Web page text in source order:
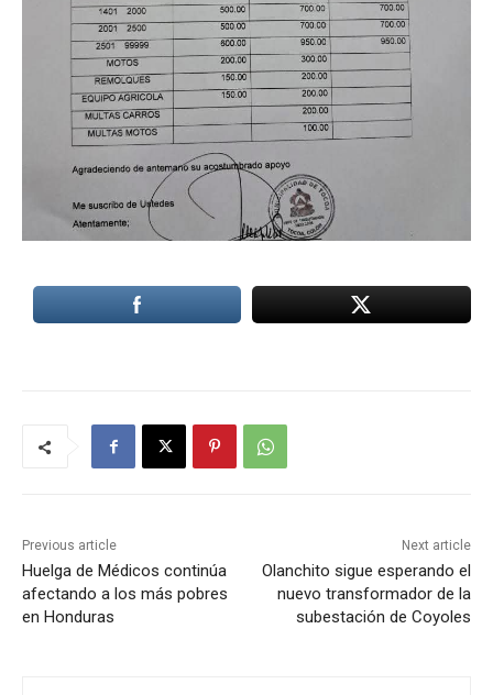
Previous article
Huelga de Médicos continúa
afectando a los más pobres
en Honduras
Next article
Olanchito sigue esperando el
nuevo transformador de la
subestación de Coyoles